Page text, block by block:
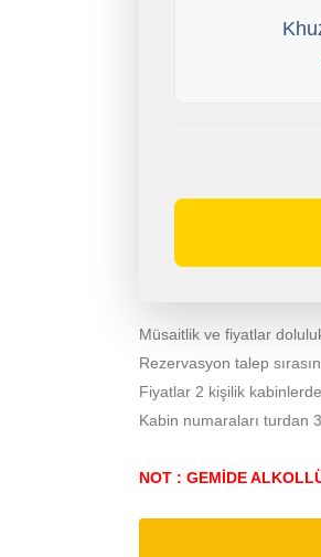
Müsaitlik ve fiyatlar
Rezervasyon talep
Fiyatlar 2 kişilik
Kabin numaraları turdan
NOT : GEMİDE